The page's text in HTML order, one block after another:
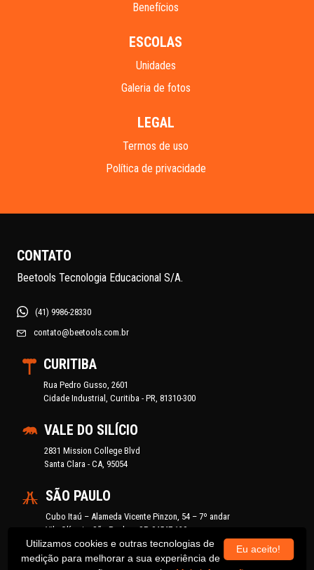
Benefícios
ESCOLAS
Unidades
Galeria de fotos
LEGAL
Termos de uso
Política de privacidade
CONTATO
Beetools Tecnologia Educacional S/A.
(41) 9986-28330
contato@beetools.com.br
CURITIBA
Rua Pedro Gusso, 2601
Cidade Industrial, Curitiba - PR, 81310-300
VALE DO SILÍCIO
2831 Mission College Blvd
Santa Clara - CA, 95054
SÃO PAULO
Cubo Itaú – Alameda Vicente Pinzon, 54 – 7º andar
Vila Olímpia, São Paulo – SP, 04547-130
Learning Village – Rua Harmonita, 1250
Vila Madalena, São Paulo – SP, 05435-001
Eu aceito!
Utilizamos cookies e outras tecnologias de
medição para melhorar a sua experiência de